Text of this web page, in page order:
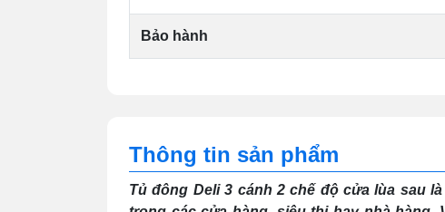
Bảo hành
Thông tin sản phẩm
Tủ đông Deli 3 cánh 2 chế độ cửa lùa sau